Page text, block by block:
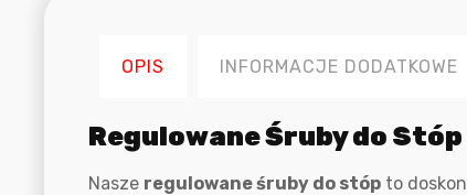
OPIS INFORMACJE DODATKOWE
Regulowane Śruby do
Nasze regulowane śruby do stóp to